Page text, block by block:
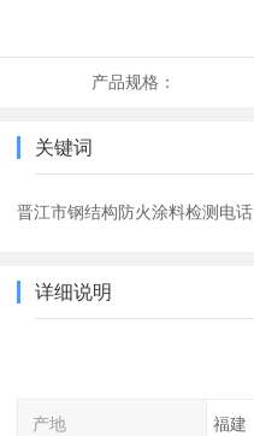
产品规格：
关键词
晋江市钢结构防火涂料检测电话
详细说明
产地 福建